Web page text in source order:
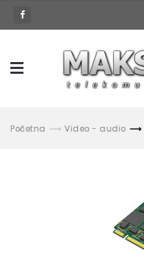
Početna Video - audio